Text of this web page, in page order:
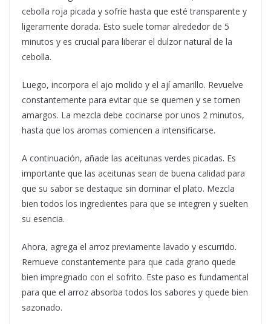
cebolla roja picada y sofríe hasta que esté transparente y
ligeramente dorada. Esto suele tomar alrededor de 5
minutos y es crucial para liberar el dulzor natural de la
cebolla.
Luego, incorpora el ajo molido y el ají amarillo. Revuelve
constantemente para evitar que se quemen y se tornen
amargos. La mezcla debe cocinarse por unos 2 minutos,
hasta que los aromas comiencen a intensificarse.
A continuación, añade las aceitunas verdes picadas. Es
importante que las aceitunas sean de buena calidad para
que su sabor se destaque sin dominar el plato. Mezcla
bien todos los ingredientes para que se integren y suelten
su esencia.
Ahora, agrega el arroz previamente lavado y escurrido.
Remueve constantemente para que cada grano quede
bien impregnado con el sofrito. Este paso es fundamental
para que el arroz absorba todos los sabores y quede bien
sazonado.